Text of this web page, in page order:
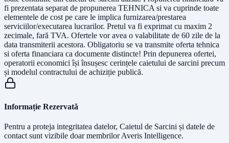
fi prezentata separat de propunerea TEHNICA si va cuprinde toate
elementele de cost pe care le implica furnizarea/prestarea
serviciilor/executarea lucrarilor. Pretul va fi exprimat cu maxim 2
zecimale, fară TVA. Ofertele vor avea o valabilitate de 60 zile de la
data transmiterii acestora. Obligatoriu se va transmite oferta tehnica
si oferta financiara ca documente distincte! Prin depunerea ofertei,
operatorii economici își însușesc cerințele caietului de sarcini precum
și modelul contractului de achiziție publică.
Informație Rezervată
Pentru a proteja integritatea datelor, Caietul de Sarcini și datele de
contact sunt vizibile doar membrilor Averis Intelligence.